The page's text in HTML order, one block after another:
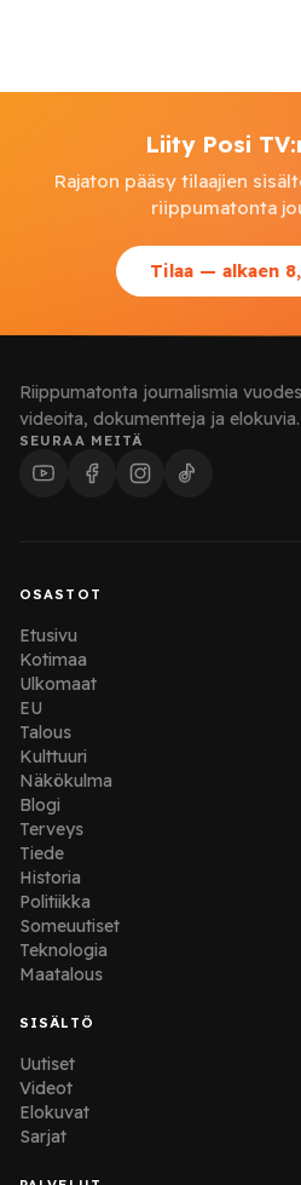
Liity Posi
Rajaton pääsy tilaajien
riippumatonta
Tilaa — alkaen
Riippumatonta journalismia
videoita, dokumentteja ja elokuvia.
SEURAA MEITÄ
OSASTOT
Etusivu
Kotimaa
Ulkomaat
EU
Talous
Kulttuuri
Näkökulma
Blogi
Terveys
Tiede
Historia
Politiikka
Someuutiset
Teknologia
Maatalous
SISÄLTÖ
Uutiset
Videot
Elokuvat
Sarjat